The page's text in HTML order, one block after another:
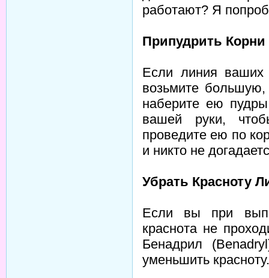
работают? Я
Припудрить
Если линия ваших
возьмите большую,
наберите ею
вашей руки,
проведите ею по
и никто не
Убрать Красноту
Если вы при
краснота не
Бенадрил
уменьшить